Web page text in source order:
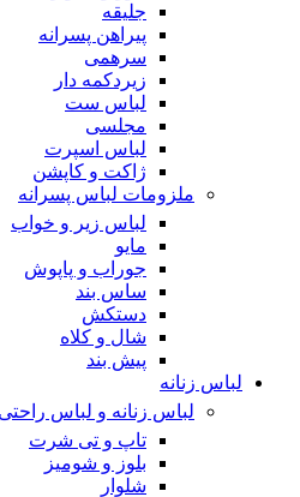
جلیقه
پیراهن پسرانه
سرهمی
زیردکمه دار
لباس ست
مجلسی
لباس اسپرت
ژاکت و کاپشن
ملزومات لباس پسرانه
لباس زیر و خواب
مایو
جوراب و پاپوش
ساس بند
دستکش
شال و کلاه
پیش بند
لباس زنانه
لباس زنانه و لباس راحتی
تاپ و تی شرت
بلوز و شومیز
شلوار